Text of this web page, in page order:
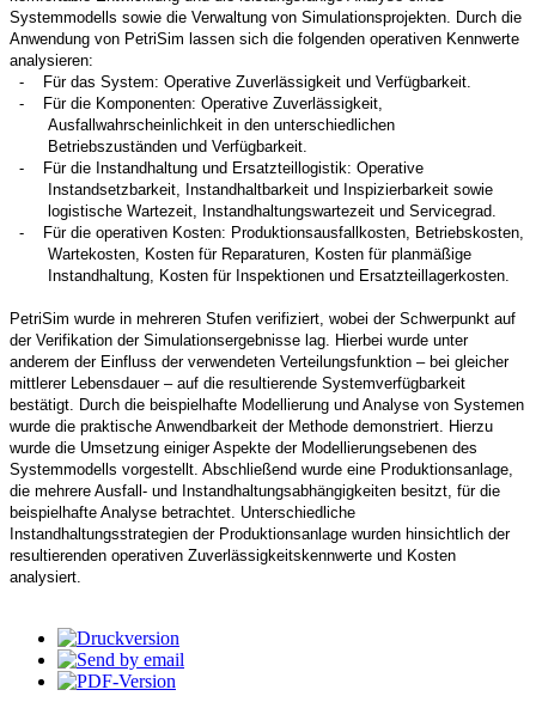
Systemmodells sowie die Verwaltung von Simulationsprojekten. Durch die
Anwendung von PetriSim lassen sich die folgenden operativen Kennwerte
analysieren:
-
Für das System: Operative Zuverlässigkeit und Verfügbarkeit.
-
Für die Komponenten: Operative Zuverlässigkeit,
Ausfallwahrscheinlichkeit in den unterschiedlichen
Betriebszuständen und Verfügbarkeit.
-
Für die Instandhaltung und Ersatzteillogistik: Operative
Instandsetzbarkeit, Instandhaltbarkeit und Inspizierbarkeit sowie
logistische Wartezeit, Instandhaltungswartezeit und Servicegrad.
-
Für die operativen Kosten: Produktionsausfallkosten, Betriebskosten,
Wartekosten, Kosten für Reparaturen, Kosten für planmäßige
Instandhaltung, Kosten für Inspektionen und Ersatzteillagerkosten.
PetriSim wurde in mehreren Stufen verifiziert, wobei der Schwerpunkt auf
der Verifikation der Simulationsergebnisse lag. Hierbei wurde unter
anderem der Einfluss der verwendeten Verteilungsfunktion – bei gleicher
mittlerer Lebensdauer – auf die resultierende Systemverfügbarkeit
bestätigt. Durch die beispielhafte Modellierung und Analyse von Systemen
wurde die praktische Anwendbarkeit der Methode demonstriert. Hierzu
wurde die Umsetzung einiger Aspekte der Modellierungsebenen des
Systemmodells vorgestellt. Abschließend wurde eine Produktionsanlage,
die mehrere Ausfall- und Instandhaltungsabhängigkeiten besitzt, für die
beispielhafte Analyse betrachtet. Unterschiedliche
Instandhaltungsstrategien der Produktionsanlage wurden hinsichtlich der
resultierenden operativen Zuverlässigkeitskennwerte und Kosten
analysiert.